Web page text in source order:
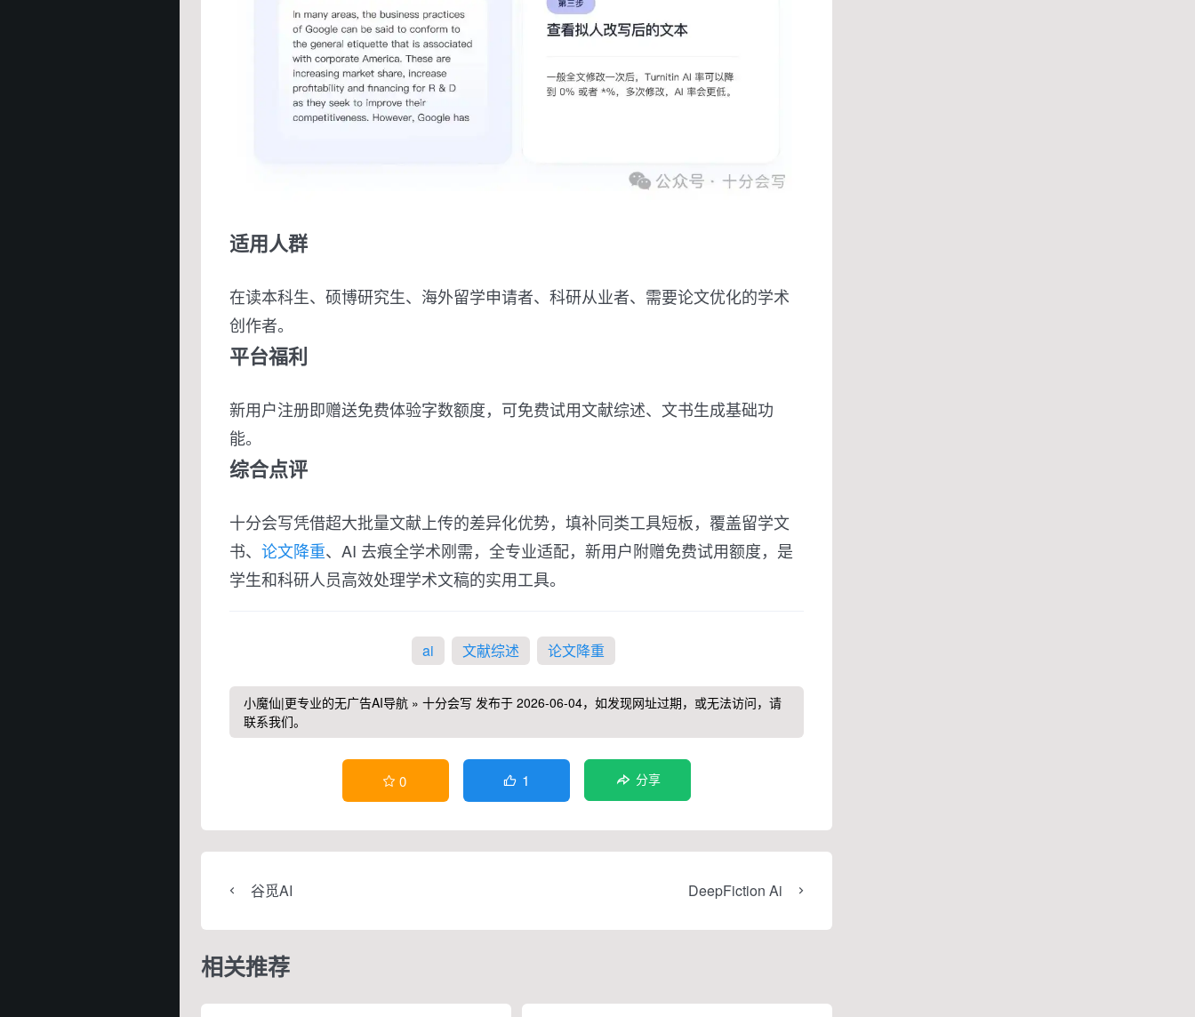
适用人群
在读本科生、硕博研究生、海外留学申请者、科研从业者、需要论文优化的学术
创作者。
平台福利
新用户注册即赠送免费体验字数额度，可免费试用文献综述、文书生成基础功
能。
综合点评
十分会写凭借超大批量文献上传的差异化优势，填补同类工具短板，覆盖留学文
书、 论文降重、AI 去痕全学术刚需，全专业适配，新用户附赠免费试用额度，是
学生和科研人员高效处理学术文稿的实用工具。
ai 文献综述 论文降重
小魔仙|更专业的无广告AI导航 » 十分会写 发布于 2026-06-04，如发现网址过期，或无法访问，请
联系我们。
 0  1 分享
谷觅AI DeepFiction Ai
相关推荐